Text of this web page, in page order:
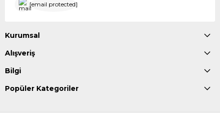
[email protected]
Kurumsal
Alışveriş
Bilgi
Popüler Kategoriler